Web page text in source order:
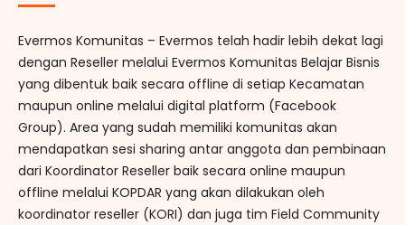
Evermos Komunitas – Evermos telah hadir lebih dekat lagi
dengan Reseller melalui Evermos Komunitas Belajar Bisnis
yang dibentuk baik secara offline di setiap Kecamatan
maupun online melalui digital platform (Facebook
Group). Area yang sudah memiliki komunitas akan
mendapatkan sesi sharing antar anggota dan pembinaan
dari Koordinator Reseller baik secara online maupun
offline melalui KOPDAR yang akan dilakukan oleh
koordinator reseller (KORI) dan juga tim Field Community